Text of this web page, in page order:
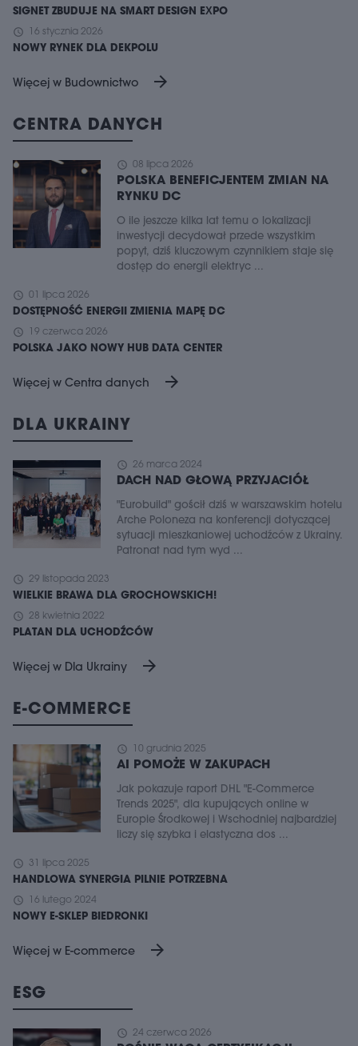
SIGNET ZBUDUJE NA SMART DESIGN EXPO
schedule 16 stycznia 2026
NOWY RYNEK DLA DEKPOLU
Więcej w Budownictwo arrow_forward
CENTRA DANYCH
schedule 08 lipca 2026
POLSKA BENEFICJENTEM ZMIAN NA
RYNKU DC
O ile jeszcze kilka lat temu o lokalizacji
inwestycji decydował przede wszystkim
popyt, dziś kluczowym czynnikiem staje się
dostęp do energii elektryc ...
schedule 01 lipca 2026
DOSTĘPNOŚĆ ENERGII ZMIENIA MAPĘ DC
schedule 19 czerwca 2026
POLSKA JAKO NOWY HUB DATA CENTER
Więcej w Centra danych arrow_forward
DLA UKRAINY
schedule 26 marca 2024
DACH NAD GŁOWĄ PRZYJACIÓŁ
"Eurobuild" gościł dziś w warszawskim hotelu
Arche Poloneza na konferencji dotyczącej
sytuacji mieszkaniowej uchodźców z Ukrainy.
Patronat nad tym wyd ...
schedule 29 listopada 2023
WIELKIE BRAWA DLA GROCHOWSKICH!
schedule 28 kwietnia 2022
PLATAN DLA UCHODŹCÓW
Więcej w Dla Ukrainy arrow_forward
E-COMMERCE
schedule 10 grudnia 2025
AI POMOŻE W ZAKUPACH
Jak pokazuje raport DHL "E-Commerce
Trends 2025", dla kupujących online w
Europie Środkowej i Wschodniej najbardziej
liczy się szybka i elastyczna dos ...
schedule 31 lipca 2025
HANDLOWA SYNERGIA PILNIE POTRZEBNA
schedule 16 lutego 2024
NOWY E-SKLEP BIEDRONKI
Więcej w E-commerce arrow_forward
ESG
schedule 24 czerwca 2026